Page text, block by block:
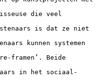
die veel
is dat ze niet
kunnen systemen
framen’. Beide
in het sociaal-